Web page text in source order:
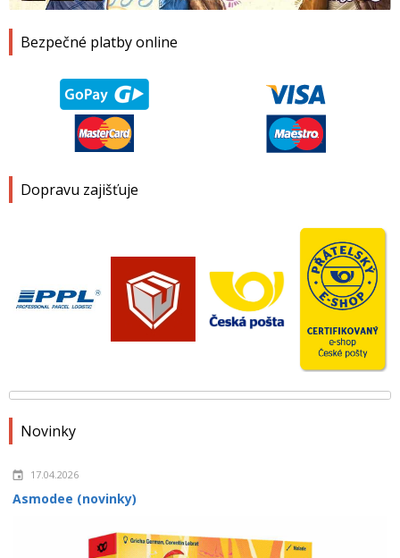
Bezpečné platby online
Dopravu zajišťuje
Novinky
17.04.2026
Asmodee (novinky)